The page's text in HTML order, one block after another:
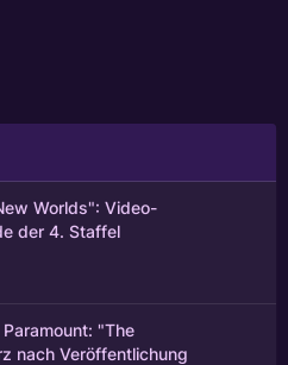
Worlds": Video-
der 4. Staffel
"The
nach Veröffentlichung